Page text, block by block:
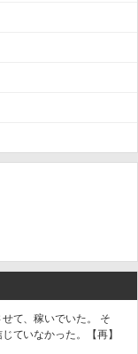
て、稼いでいた。 そ
ていなかった。【再】